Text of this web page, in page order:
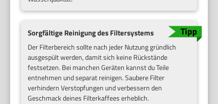
Sorgfältige Reinigung des Filtersystems
Der Filterbereich sollte nach jeder Nutzung gründlich
ausgespült werden, damit sich keine Rückstände
festsetzen. Bei manchen Geräten kannst du Teile
entnehmen und separat reinigen. Saubere Filter
verhindern Verstopfungen und verbessern den
Geschmack deines Filterkaffees erheblich.